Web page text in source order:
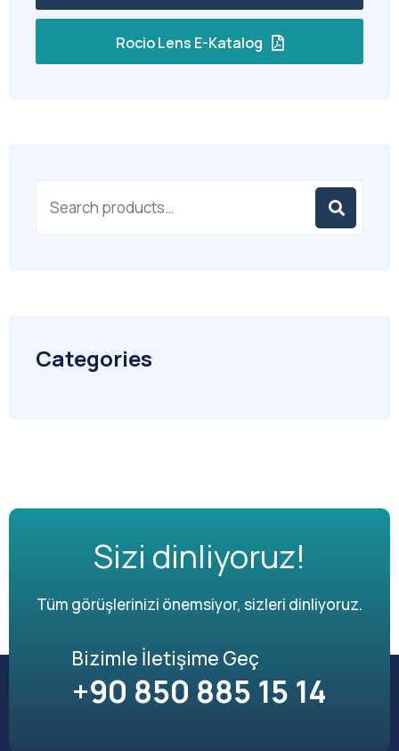
Rocio Lens E-Katalog
Categories
Sizi dinliyoruz!
Tüm görüşlerinizi önemsiyor, sizleri dinliyoruz.
Bizimle İletişime Geç
+90 850 885 15 14